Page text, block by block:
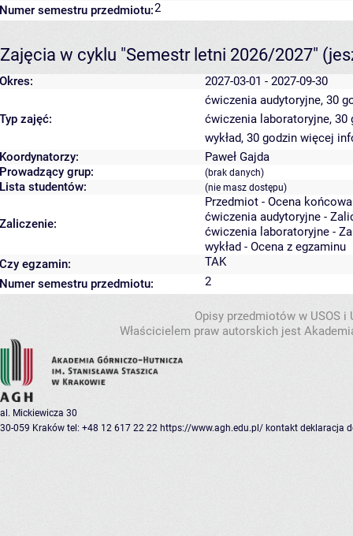
Numer semestru przedmiotu:2
Zajęcia w cyklu "Semestr letni 2026/2027"
Okres: 2027-03-01 - 2027-09-30
Typ zajęć:
ćwiczenia audytoryjne, 30
ćwiczenia laboratoryjne, 30
wykład, 30 godzin więcej
Koordynatorzy:
Paweł Gajda
Prowadzący grup:
(brak danych)
Lista studentów: (nie masz dostępu)
Zaliczenie:
Przedmiot - Ocena
ćwiczenia audytoryjne -
ćwiczenia laboratoryjne -
wykład - Ocena z egzaminu
Czy egzamin:
TAK
Numer semestru przedmiotu:
2
Opisy przedmiotów w USOS
Właścicielem praw autorskich jest
al. Mickiewicza 30
30-059 Kraków tel: +48 12 617 22 22 https://www.agh.edu.pl/ kontakt deklaracja